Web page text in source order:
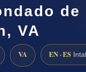
de
VA
VA EN · ES